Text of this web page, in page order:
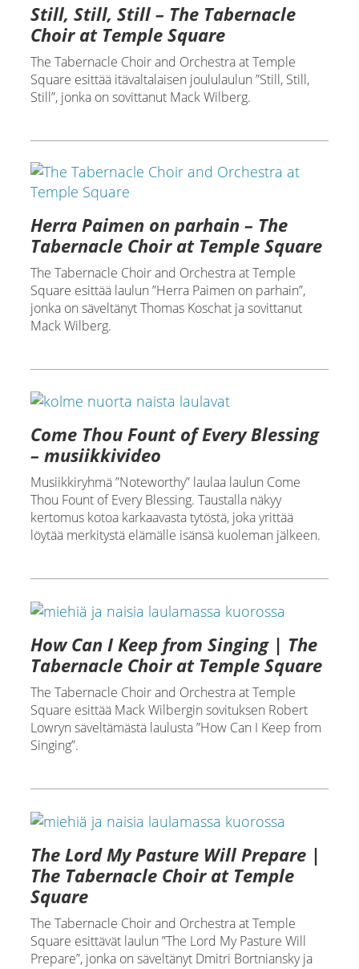
Still, Still, Still – The Tabernacle
Choir at Temple Square
The Tabernacle Choir and Orchestra at Temple
Square esittää itävaltalaisen joululaulun ”Still, Still,
Still”, jonka on sovittanut Mack Wilberg.
Herra Paimen on parhain – The
Tabernacle Choir at Temple Square
The Tabernacle Choir and Orchestra at Temple
Square esittää laulun ”Herra Paimen on parhain”,
jonka on säveltänyt Thomas Koschat ja sovittanut
Mack Wilberg.
Come Thou Fount of Every Blessing
– musiikkivideo
Musiikkiryhmä ”Noteworthy” laulaa laulun Come
Thou Fount of Every Blessing. Taustalla näkyy
kertomus kotoa karkaavasta tytöstä, joka yrittää
löytää merkitystä elämälle isänsä kuoleman jälkeen.
How Can I Keep from Singing | The
Tabernacle Choir at Temple Square
The Tabernacle Choir and Orchestra at Temple
Square esittää Mack Wilbergin sovituksen Robert
Lowryn säveltämästä laulusta ”How Can I Keep from
Singing”.
The Lord My Pasture Will Prepare |
The Tabernacle Choir at Temple
Square
The Tabernacle Choir and Orchestra at Temple
Square esittävät laulun ”The Lord My Pasture Will
Prepare”, jonka on säveltänyt Dmitri Bortniansky ja